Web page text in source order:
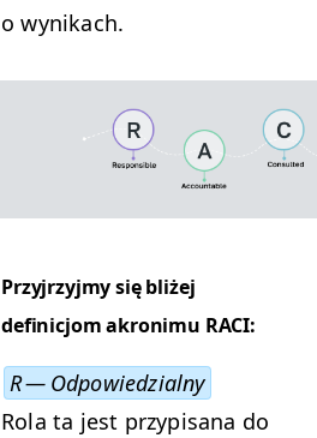
o wynikach.
Przyjrzyjmy się bliżej
definicjom akro­n­imu RACI:
R — Odpowiedzialny
Rola ta jest przyp­isana do